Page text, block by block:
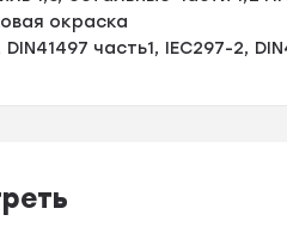
окраска
часть1, IEC297-2,